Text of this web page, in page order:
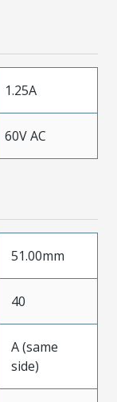
1.25A
60V AC
51.00mm
40
A (same
side)